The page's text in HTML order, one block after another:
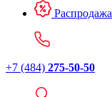
Распродажа
+7 (484) 275-50-50